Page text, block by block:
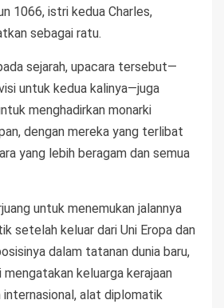
1066, istri kedua Charles,
sebagai ratu.
sejarah, upacara tersebut—
untuk kedua kalinya—juga
menghadirkan monarki
dengan mereka yang terlibat
yang lebih beragam dan semua
untuk menemukan jalannya
setelah keluar dari Uni Eropa dan
dalam tatanan dunia baru,
mengatakan keluarga kerajaan
internasional, alat diplomatik